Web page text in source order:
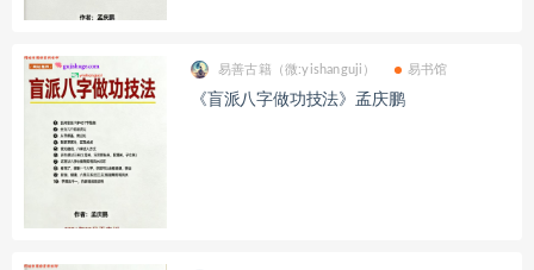
易善古籍（微:yishanguji） 易书馆
《盲派八字做功技法》孟庆鹏